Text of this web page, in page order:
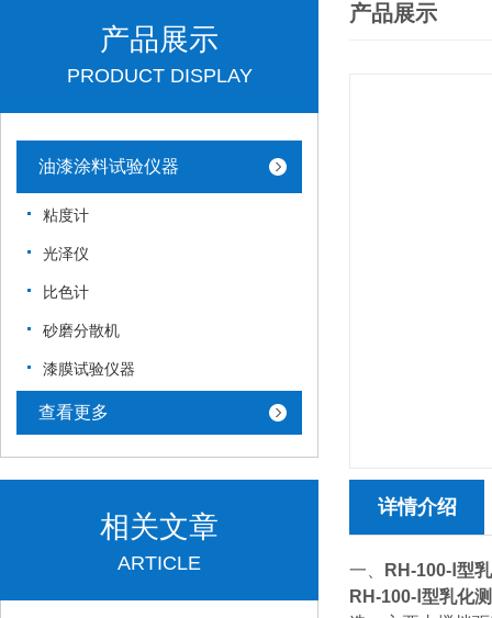
产品展示
PRODUCT DISPLAY
油漆涂料试验仪器
粘度计
光泽仪
比色计
砂磨分散机
漆膜试验仪器
查看更多
相关文章
ARTICLE
产品展示
详情介绍
一、
RH-100-Ⅰ型
RH-100-Ⅰ型乳化